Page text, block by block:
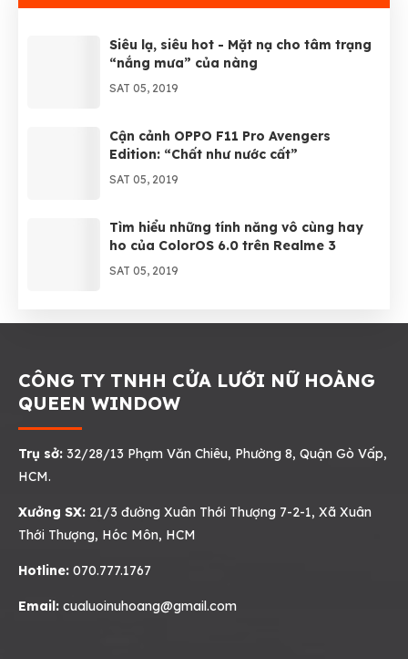
SAT 05, 2019
Siêu lạ, siêu hot - Mặt nạ cho tâm trạng
“nắng mưa” của nàng
SAT 05, 2019
Cận cảnh OPPO F11 Pro Avengers
Edition: “Chất như nước cất”
SAT 05, 2019
Tìm hiểu những tính năng vô cùng hay
ho của ColorOS 6.0 trên Realme 3
SAT 05, 2019
CÔNG TY TNHH CỬA LƯỚI NỮ HOÀNG
QUEEN WINDOW
Trụ sở: 32/28/13 Phạm Văn Chiêu, Phường 8, Quận Gò Vấp,
HCM.
Xưởng SX: 21/3 đường Xuân Thới Thượng 7-2-1, Xã Xuân
Thới Thượng, Hóc Môn, HCM
Hotline: 070.777.1767
Email: cualuoinuhoang@gmail.com